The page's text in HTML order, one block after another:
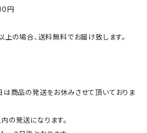
円
の場合、送料無料でお届け致します。
は商品の発送をお休みさせて頂いておりま
の発送になります。